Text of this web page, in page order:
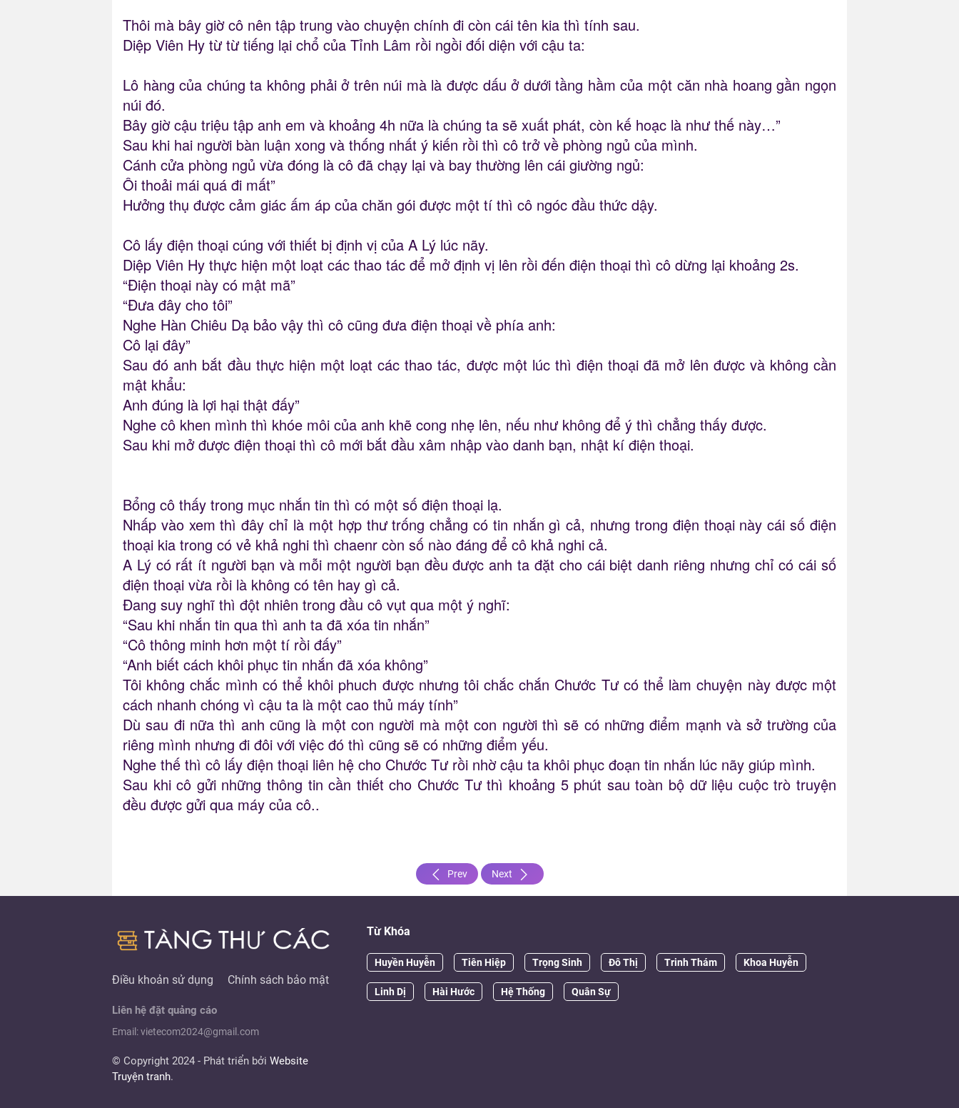
Thôi mà bây giờ cô nên tập trung vào chuyện chính đi còn cái tên kia thì tính sau.
Diệp Viên Hy từ từ tiếng lại chổ của Tỉnh Lâm rồi ngồi đối diện với cậu ta:
Lô hàng của chúng ta không phải ở trên núi mà là được dấu ở dưới tầng hầm của một căn nhà hoang gần ngọn
núi đó.
Bây giờ cậu triệu tập anh em và khoảng 4h nữa là chúng ta sẽ xuất phát, còn kế hoạc là như thế này…”
Sau khi hai người bàn luận xong và thống nhất ý kiến rồi thì cô trở về phòng ngủ của mình.
Cánh cửa phòng ngủ vừa đóng là cô đã chạy lại và bay thường lên cái giường ngủ:
Ôi thoải mái quá đi mất”
Hưởng thụ được cảm giác ấm áp của chăn gói được một tí thì cô ngóc đầu thức dậy.
Cô lấy điện thoại cúng với thiết bị định vị của A Lý lúc nãy.
Diệp Viên Hy thực hiện một loạt các thao tác để mở định vị lên rồi đến điện thoại thì cô dừng lại khoảng 2s.
“Điện thoại này có mật mã”
“Đưa đây cho tôi”
Nghe Hàn Chiêu Dạ bảo vậy thì cô cũng đưa điện thoại về phía anh:
Cô lại đây”
Sau đó anh bắt đầu thực hiện một loạt các thao tác, được một lúc thì điện thoại đã mở lên được và không cần
mật khẩu:
Anh đúng là lợi hại thật đấy”
Nghe cô khen mình thì khóe môi của anh khẽ cong nhẹ lên, nếu như không để ý thì chẳng thấy được.
Sau khi mở được điện thoại thì cô mới bắt đầu xâm nhập vào danh bạn, nhật kí điện thoại.
Bổng cô thấy trong mục nhắn tin thì có một số điện thoại lạ.
Nhấp vào xem thì đây chỉ là một hợp thư trống chẳng có tin nhắn gì cả, nhưng trong điện thoại này cái số điện
thoại kia trong có vẻ khả nghi thì chaenr còn số nào đáng để cô khả nghi cả.
A Lý có rất ít người bạn và mỗi một người bạn đều được anh ta đặt cho cái biệt danh riêng nhưng chỉ có cái số
điện thoại vừa rồi là không có tên hay gì cả.
Đang suy nghĩ thì đột nhiên trong đầu cô vụt qua một ý nghĩ:
“Sau khi nhắn tin qua thì anh ta đã xóa tin nhắn”
“Cô thông minh hơn một tí rồi đấy”
“Anh biết cách khôi phục tin nhắn đã xóa không”
Tôi không chắc mình có thể khôi phuch được nhưng tôi chắc chắn Chước Tư có thể làm chuyện này được một
cách nhanh chóng vì cậu ta là một cao thủ máy tính”
Dù sau đi nữa thì anh cũng là một con người mà một con người thì sẽ có những điểm mạnh và sở trường của
riêng mình nhưng đi đôi với việc đó thì cũng sẽ có những điểm yếu.
Nghe thế thì cô lấy điện thoại liên hệ cho Chước Tư rồi nhờ cậu ta khôi phục đoạn tin nhắn lúc nãy giúp mình.
Sau khi cô gửi những thông tin cần thiết cho Chước Tư thì khoảng 5 phút sau toàn bộ dữ liệu cuộc trò truyện
đều được gửi qua máy của cô..
Prev Next
Điều khoản sử dụng Chính sách bảo mật
Liên hệ đặt quảng cáo
Email: vietecom2024@gmail.com
© Copyright 2024 - Phát triển bởi Website
Truyện tranh.
Từ Khóa
Huyền Huyễn Tiên Hiệp Trọng Sinh Đô Thị Trinh Thám Khoa Huyễn
Linh Dị Hài Hước Hệ Thống Quân Sự